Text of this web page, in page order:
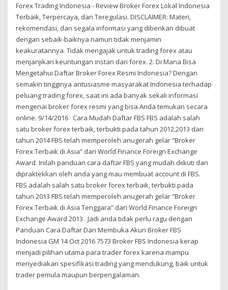
Forex Trading Indonesia - Review Broker Forex Lokal Indonesia
Terbaik, Terpercaya, dan Teregulasi. DISCLAIMER: Materi,
rekomendasi, dan segala informasi yang diberikan dibuat
dengan sebaik-baiknya namun tidak menjamin
keakuratannya. Tidak mengajak untuk trading forex atau
menjanjikan keuntungan instan dari forex. 2. Di Mana Bisa
Mengetahui Daftar Broker Forex Resmi Indonesia? Dengan
semakin tingginya antusiasme masyarakat Indonesia terhadap
peluang trading forex, saat ini ada banyak sekali informasi
mengenai broker forex resmi yang bisa Anda temukan secara
online. 9/14/2016 · Cara Mudah Daftar FBS FBS adalah salah
satu broker forex terbaik, terbukti pada tahun 2012,2013 dan
tahun 2014 FBS telah memperoleh anugerah gelar “Broker
Forex Terbaik di Asia” dari World Finance Foreign Exchange
Award. Inilah panduan cara daftar FBS yang mudah diikuti dan
dipraktekkan oleh anda yang mau membuat account di FBS.
FBS adalah salah satu broker forex terbaik, terbukti pada
tahun 2013 FBS telah memperoleh anugerah gelar “Broker
Forex Terbaik di Asia Tenggara” dari World Finance Foreign
Exchange Award 2013 . Jadi anda tidak perlu ragu dengan
Panduan Cara Daftar Dan Membuka Akun Broker FBS
Indonesia GM 14 Oct 2016 7573 Broker FBS Indonesia kerap
menjadi pilihan utama para trader forex karena mampu
menyediakan spesifikasi trading yang mendukung, baik untuk
trader pemula maupun berpengalaman.